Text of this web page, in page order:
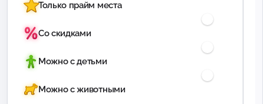
Только прайм места
Со скидками
Можно с детьми
Можно с животными